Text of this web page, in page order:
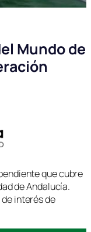
Mundo de
que cubre
de Andalucía.
interés de